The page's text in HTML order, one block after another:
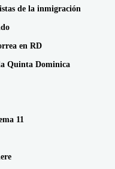
de la inmigración
en RD
Quinta Dominica
11